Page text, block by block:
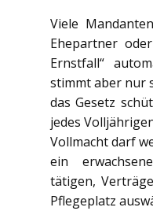
Viele
Ehepartner
Ernstfall“
stimmt aber nur
das Gesetz
jedes
Vollmacht darf
ein
tätigen,
Pflegeplatz